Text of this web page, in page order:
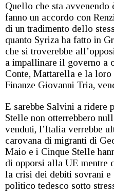
Quello che sta avvenendo
fanno un accordo con
di un tradimento dello
quanto Syriza ha fatto in
che si troverebbe
a impallinare il governo a
Conte, Mattarella e la
Finanze Giovanni Tria,
E sarebbe Salvini a ridere
Stelle non otterrebbero
venduti, l’Italia verrebbe
carovana di migranti di
Maio e i Cinque Stelle
di opporsi alla UE mentre
la crisi dei debiti sovrani e
politico tedesco sotto